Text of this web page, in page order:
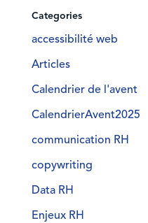
Categories
accessibilité web
Articles
Calendrier de l'avent
CalendrierAvent2025
communication RH
copywriting
Data RH
Enjeux RH